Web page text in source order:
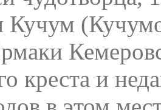
Кучум
креста и